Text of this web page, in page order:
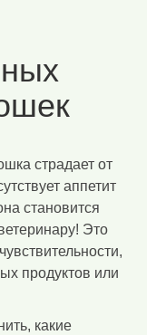
страдает от
аппетит
становится
Это
продуктов или
какие